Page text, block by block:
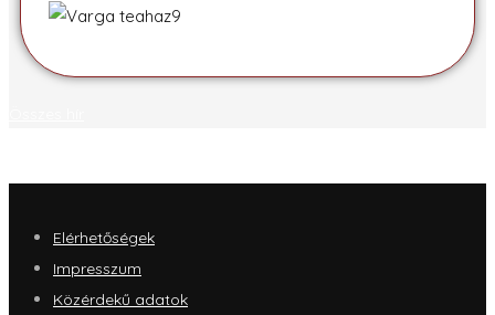
Elérhetőségek
Impresszum
Közérdekű adatok